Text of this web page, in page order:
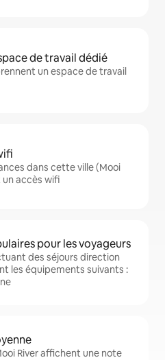
de travail dédié
un espace de travail
dans cette ville (Mooi
accès wifi
pour les voyageurs
des séjours direction
les équipements suivants :
River affichent une note